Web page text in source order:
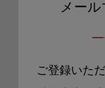
メー
ご登録いた